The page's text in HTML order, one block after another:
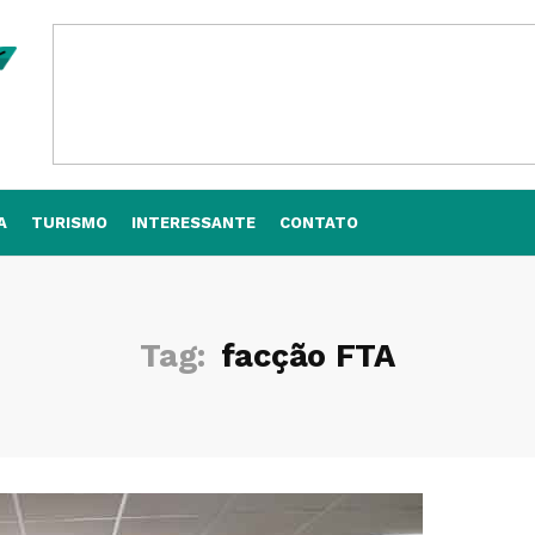
TURISMO INTERESSANTE CONTATO
Tag: facção FTA